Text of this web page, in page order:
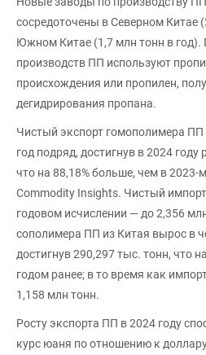
сосредоточены в Северном Китае
Южном Китае (1,7 млн тонн в год).
производств ПП используют
происхождения или пропилен,
дегидрирования пропана.
Чистый экспорт гомополимера ПП
год подряд, достигнув в 2024
что на 88,18% больше, чем в 2023-
Commodity Insights. Чистый
годовом исчислении — до 2,356
сополимера ПП из Китая вырос в
достигнув 290,297 тыс. тонн, что
годом ранее; в то время как
1,158 млн тонн.
Росту экспорта ПП в 2024 году
курс юаня по отношению к